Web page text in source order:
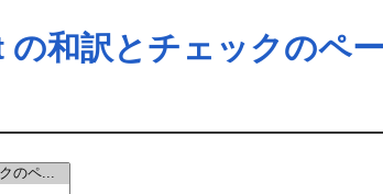
和訳とチェックのペー